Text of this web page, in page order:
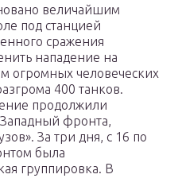
величайшим
под станцией
сражения
нападение на
огромных человеческих
400 танков.
продолжили
фронта,
За три дня, с 16 по
была
группировка. В